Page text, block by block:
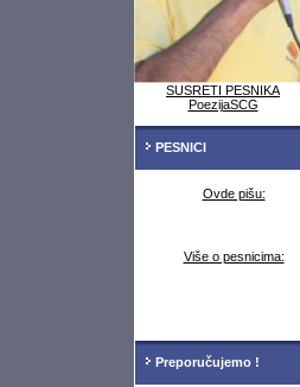
SUSRETI PESNIKA
PoezijaSCG
PESNICI
Ovde pišu:
Više o pesnicima:
Preporučujemo !